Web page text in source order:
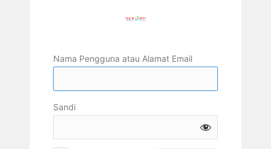
Nama Pengguna atau Alamat Email
Sandi